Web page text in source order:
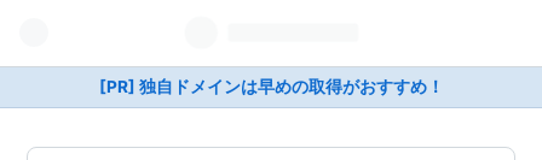
[PR] 独自ドメインは早めの取得がおすすめ！